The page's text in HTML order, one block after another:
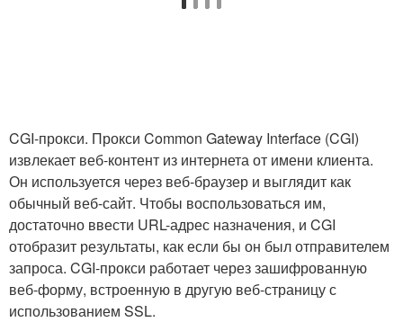
CGI-прокси. Прокси Common Gateway Interface (CGI)
извлекает веб-контент из интернета от имени клиента.
Он используется через веб-браузер и выглядит как
обычный веб-сайт. Чтобы воспользоваться им,
достаточно ввести URL-адрес назначения, и CGI
отобразит результаты, как если бы он был отправителем
запроса. CGI-прокси работает через зашифрованную
веб-форму, встроенную в другую веб-страницу с
использованием SSL.